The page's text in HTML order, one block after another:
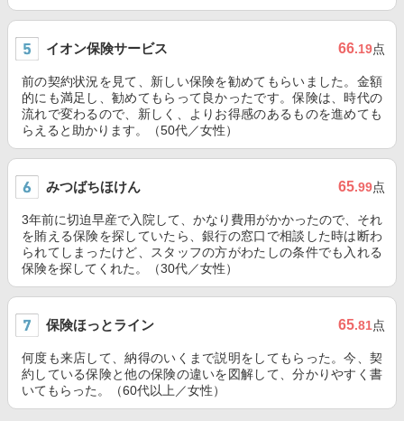
イオン保険サービス 66.19点
前の契約状況を見て、新しい保険を勧めてもらいました。金額
的にも満足し、勧めてもらって良かったです。保険は、時代の
流れで変わるので、新しく、よりお得感のあるものを進めても
らえると助かります。（50代／女性）
みつばちほけん 65.99点
3年前に切迫早産で入院して、かなり費用がかかったので、それ
を賄える保険を探していたら、銀行の窓口で相談した時は断わ
られてしまったけど、スタッフの方がわたしの条件でも入れる
保険を探してくれた。（30代／女性）
保険ほっとライン 65.81点
何度も来店して、納得のいくまで説明をしてもらった。今、契
約している保険と他の保険の違いを図解して、分かりやすく書
いてもらった。（60代以上／女性）